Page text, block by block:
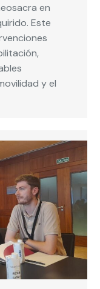
en
Este
y el